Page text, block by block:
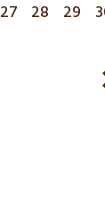
27 28 29